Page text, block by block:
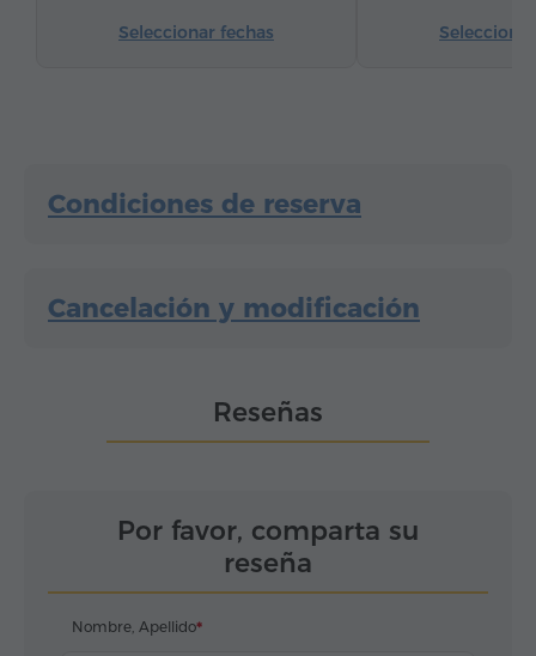
Seleccionar fechas
Condiciones de reserva
Cancelación y modificación
Reseñas
Por favor, comparta su
reseña
Nombre, Apellido